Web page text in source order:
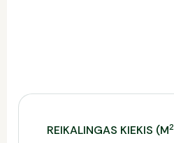
REIKALINGAS KIEKIS (M2